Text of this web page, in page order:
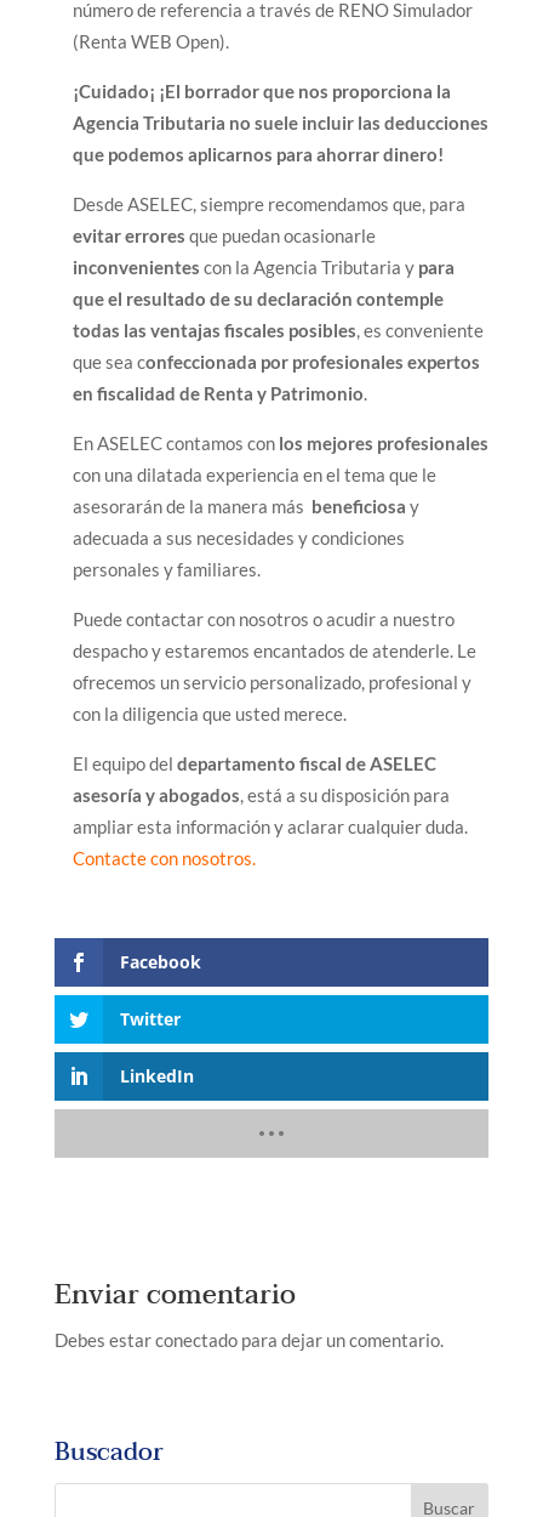
número de referencia a través de RENO Simulador
(Renta WEB Open).
¡Cuidado¡ ¡El borrador que nos proporciona la
Agencia Tributaria no suele incluir las deducciones
que podemos aplicarnos para ahorrar dinero!
Desde ASELEC, siempre recomendamos que, para
evitar errores que puedan ocasionarle
inconvenientes con la Agencia Tributaria y para
que el resultado de su declaración contemple
todas las ventajas fiscales posibles, es conveniente
que sea confeccionada por profesionales expertos
en fiscalidad de Renta y Patrimonio.
En ASELEC contamos con los mejores profesionales
con una dilatada experiencia en el tema que le
asesorarán de la manera más beneficiosa y
adecuada a sus necesidades y condiciones
personales y familiares.
Puede contactar con nosotros o acudir a nuestro
despacho y estaremos encantados de atenderle. Le
ofrecemos un servicio personalizado, profesional y
con la diligencia que usted merece.
El equipo del departamento fiscal de ASELEC
asesoría y abogados, está a su disposición para
ampliar esta información y aclarar cualquier duda.
Contacte con nosotros.
Facebook
Twitter
LinkedIn
Enviar comentario
Debes estar conectado para dejar un comentario.
Buscador